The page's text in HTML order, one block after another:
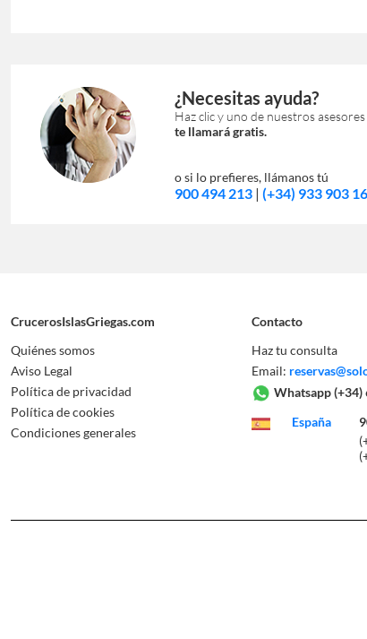
¿Necesitas ayuda?
Haz clic y uno de nuestros
te llamará gratis.
o si lo prefieres, llámanos tú
900 494 213 | (+34) 933 903
CrucerosIslasGriegas.com
Quiénes somos
Aviso Legal
Política de privacidad
Política de cookies
Condiciones generales
Contacto
Haz tu consulta
Email:
Whatsapp(+34)
España